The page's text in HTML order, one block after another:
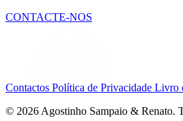
CONTACTE-NOS
Contactos Política de Privacidade Livro
© 2026 Agostinho Sampaio & Renato.